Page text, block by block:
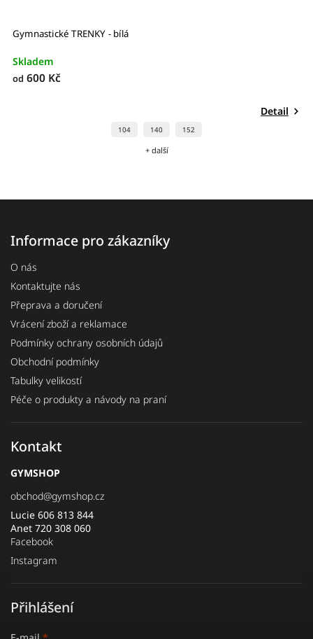
Gymnastické TRENKY - bílá
Skladem
od 600 Kč
Detail
104 140 152
+ další
Informace pro zákazníky
O nás
Kontaktujte nás
Přeprava a doručení
Vrácení zboží a reklamace
Podmínky ochrany osobních údajů
Obchodní podmínky
Tabulky velikostí
Péče o produkty a návody na praní
Kontakt
GYMSHOP
obchod@gymshop.cz
Lucie 606 813 844
Anet 720 308 060
Facebook
Instagram
Přihlášení